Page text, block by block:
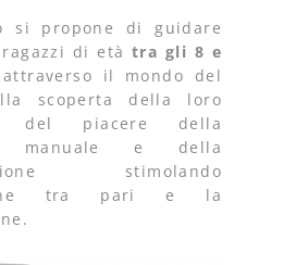
si propone di guidare
di età tra gli 8 e
attraverso il mondo del
scoperta della loro
del piacere della
manuale e della
stimolando
tra pari e la